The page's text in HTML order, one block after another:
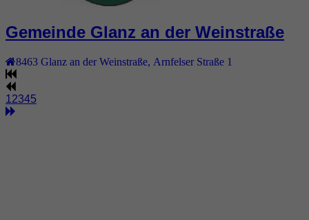
Gemeinde Glanz an der Weinstraße
8463 Glanz an der Weinstraße Arnfelser Straße 1
1 2345